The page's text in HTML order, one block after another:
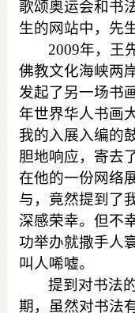
歌颂奥运会和书
生的网站中，先
2009年，王
佛教文化海峡两
发起了另一场书
年世界华人书画
我的入展入编的
胆地响应，寄去
在他的一份网络
与，竟然提到了
深感荣幸。但不
功举办就撒手人
叫人唏嘘。
提到对书法
期，虽然对书法